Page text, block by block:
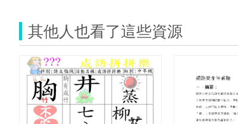
其他人也看了這些資源